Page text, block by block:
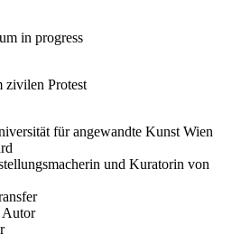
in progress
zivilen Protest
für angewandte Kunst Wien
und Kuratorin von
Autor